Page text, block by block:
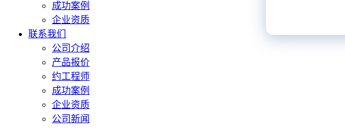
成功案例
企业资质
联系我们
公司介绍
产品报价
约工程师
成功案例
企业资质
公司新闻